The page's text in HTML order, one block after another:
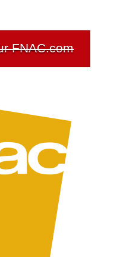
FNAC.com